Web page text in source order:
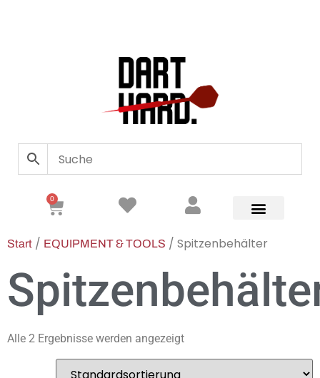
0
Start / EQUIPMENT & TOOLS / Spitzenbehälter
Alle 2 Ergebnisse werden angezeigt